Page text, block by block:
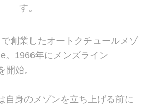
す。
創業したオートクチュールメゾ
。1966年にメンズライン
開始。
自身のメゾンを立ち上げる前に